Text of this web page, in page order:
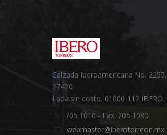
Calzada Iberoamericana No. 2255,
27420
Lada sin costo. 01800 112 IBERO
705 1010 - Fax. 705 1080
webmaster@iberotorreon.mx